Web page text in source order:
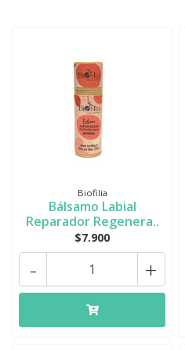
Biofilia
Bálsamo Labial
Reparador Regenera..
$7.900
+
-